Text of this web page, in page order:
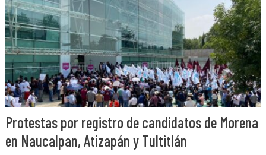
Protestas por registro de candidatos de Morena
en Naucalpan, Atizapán y Tultitlán